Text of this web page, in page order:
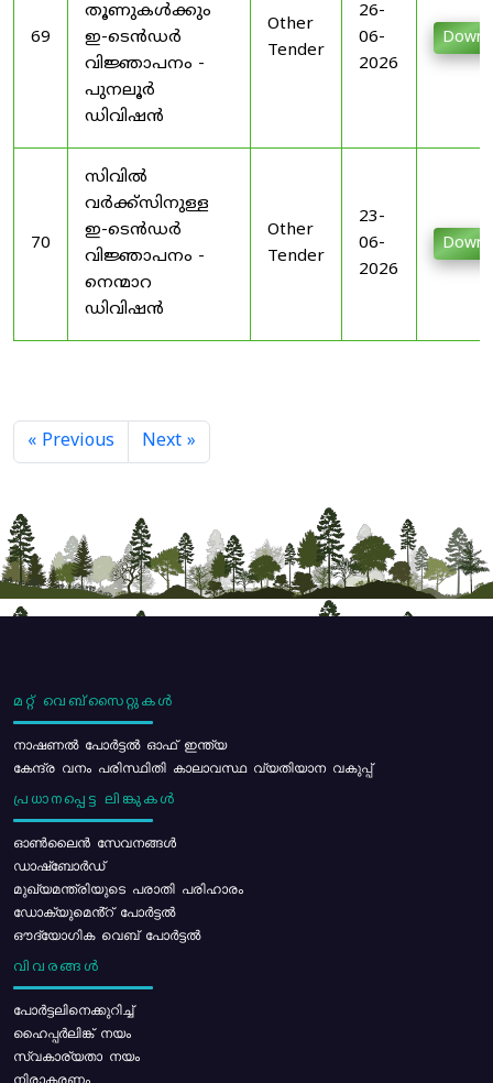
69
തൂണുകൾക്കും
ഇ-ടെൻഡർ
വിജ്ഞാപനം -
പുനലൂർ
ഡിവിഷൻ
Other
Tender
26-
06-
2026
70
സിവിൽ
വർക്ക്സിനുള്ള
ഇ-ടെൻഡർ
വിജ്ഞാപനം -
നെന്മാറ
ഡിവിഷൻ
Other
Tender
23-
06-
2026
« Previous Next »
മറ്റ് വെബ്സൈറ്റുകൾ
നാഷണൽ പോർട്ടൽ ഓഫ് ഇന്ത്യ
കേന്ദ്ര വനം പരിസ്ഥിതി കാലാവസ്ഥ വ്യതിയാന വകുപ്പ്
പ്രധാനപ്പെട്ട ലിങ്കുകൾ
ഓൺലൈൻ സേവനങ്ങൾ
ഡാഷ്ബോർഡ്
മുഖ്യമന്ത്രിയുടെ പരാതി പരിഹാരം
ഡോക്യുമെൻ്റ് പോർട്ടൽ
ഔദ്യോഗിക വെബ് പോർട്ടൽ
വിവരങ്ങൾ
പോര്‍ട്ടലിനെക്കുറിച്ച്
ഹൈപ്പർലിങ്ക് നയം
സ്വകാര്യതാ നയം
നിരാകരണം